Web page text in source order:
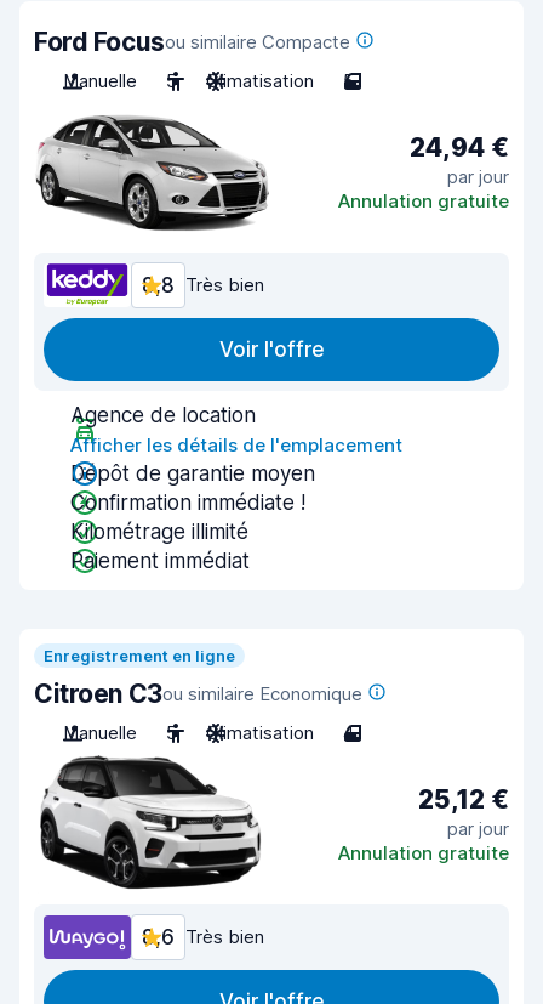
Ford Focusou similaire Compacte
Manuelle
5 Climatisation 5
24,94 €
par jour
Annulation gratuite
8,8 Très bien
Voir l'offre
Agence de location
Afficher les détails de l'emplacement
Dépôt de garantie moyen
Confirmation immédiate !
Kilométrage illimité
Paiement immédiat
Enregistrement en ligne
Citroen C3ou similaire Economique
Manuelle
5 Climatisation 4
25,12 €
par jour
Annulation gratuite
8,6 Très bien